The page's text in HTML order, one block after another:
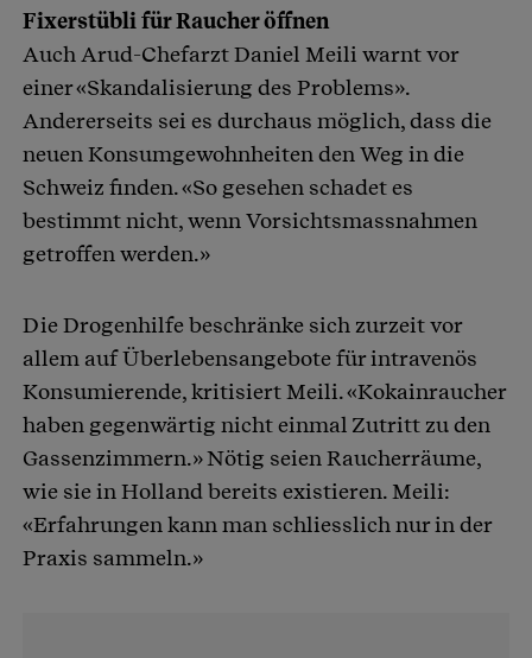
Fixerstübli für Raucher öffnen
Auch Arud-Chefarzt Daniel Meili warnt vor
einer «Skandalisierung des Problems».
Andererseits sei es durchaus möglich, dass die
neuen Konsumgewohnheiten den Weg in die
Schweiz finden. «So gesehen schadet es
bestimmt nicht, wenn Vorsichtsmassnahmen
getroffen werden.»
Die Drogenhilfe beschränke sich zurzeit vor
allem auf Überlebensangebote für intravenös
Konsumierende, kritisiert Meili. «Kokainraucher
haben gegenwärtig nicht einmal Zutritt zu den
Gassenzimmern.» Nötig seien Raucherräume,
wie sie in Holland bereits existieren. Meili:
«Erfahrungen kann man schliesslich nur in der
Praxis sammeln.»